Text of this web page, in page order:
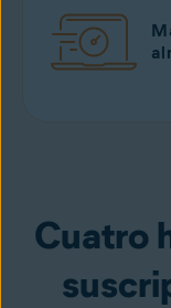
Cuatro